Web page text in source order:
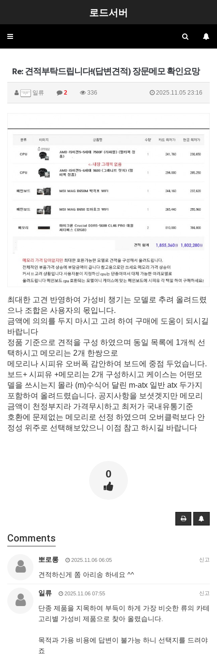
로드서버
Toggle
Re: 견적부탁드립니다!(답변견적) 장문메모 확인요망
일류 2 336 2025.11.05 23:16
최대한 고견 반영하여 가성비 챙기는 모델로 추려 올려드렸
으나 조합은 사용자의 몫입니다.
금액에 의의를 두지 마시고 고려 하여 구매에 도움이 되시길
바랍니다
정품 기준으로 견적을 구성 하였으며 동일 목록에 1개씩 선
택하시고 메모리는 2개 한쌍으로
메모리나 시피유 오버폭 감안하여 보드에 중점 두었습니다.
보드+ 시피유 +메모리는 2개 구성하시고 케이스는 어떤모
델을 쓰시는지 몰라 (m)수식어 달린 m-atx 일반 atx 두가지
포함하여 올려드렸습니다. 공지사항을 보셧겟지만 메모리
금액이 천정부지라 가격무시하고 최저가 국내유통기준
호환에 문제없는 메모리로 선정 하였으며 오버클럭보다 안
정성 위주로 선택해보았으니 이점 참고 하시길 바랍니다
0
Comments
뽀로롱 2025.11.06 06:05 신고
견적하신게 쫌 아리송 하네요 ^^
일류 2025.11.06 07:55 신고
단종 제품을 지목하여 부득이 하게 가장 비슷한 류의 카테
고리별 가성비 제품으로 찾아 올렸습니다.
목적과 가용 비용에 답변이 불가능 하니 선택지를 드려야
죠